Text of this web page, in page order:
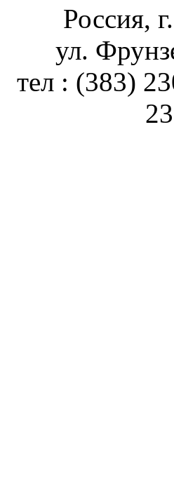
Россия,
ул.
тел : (383)